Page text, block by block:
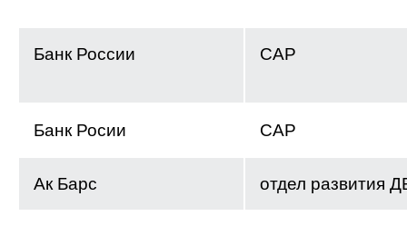
Банк России САР
Банк Росии САР
Ак Барс отдел развития